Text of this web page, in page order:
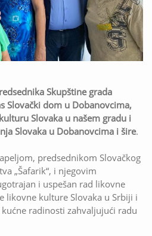
Skupštine grada
Slovački dom u Dobanovcima,
Slovaka u našem gradu i
Slovaka u Dobanovcima i šire.
predsednikom Slovačkog
„Šafarik“, i njegovim
i uspešan rad likovne
likovne kulture Slovaka u Srbiji i
radinosti zahvaljujući radu